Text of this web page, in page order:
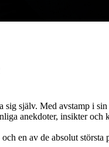
själv. Med avstamp i
anekdoter, insikter
en av de absolut